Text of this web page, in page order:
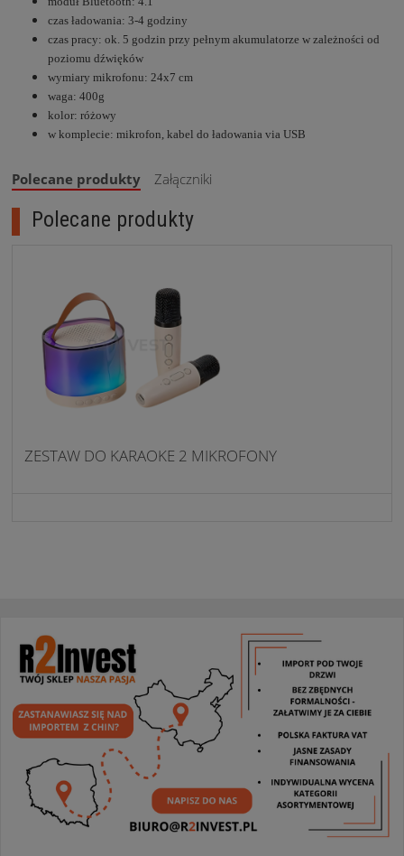
czas ładowania: 3-4 godziny
czas pracy: ok. 5 godzin przy pełnym akumulatorze w zależności od
poziomu dźwięków
wymiary mikrofonu: 24x7 cm
waga: 400g
kolor: różowy
w komplecie: mikrofon, kabel do ładowania via USB
Polecane produkty Załączniki
Polecane produkty
ZESTAW DO KARAOKE 2 MIKROFONY